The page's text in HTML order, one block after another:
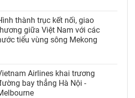
thành trục kết nối, giao
giữa Việt Nam với các
tiểu vùng sông Mekong
Airlines khai trương
bay thẳng Hà Nội -